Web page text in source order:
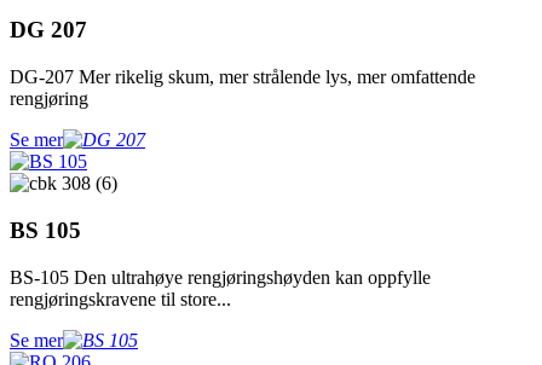
DG 207
DG-207 Mer rikelig skum, mer strålende lys, mer omfattende
rengjøring
Se mer
BS 105
BS-105 Den ultrahøye rengjøringshøyden kan oppfylle
rengjøringskravene til store...
Se mer